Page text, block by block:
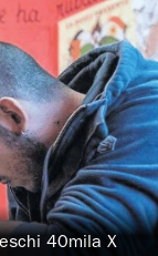
40mila X